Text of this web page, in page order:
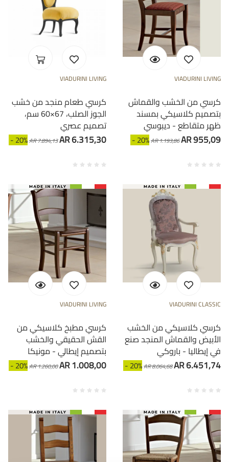
VIADURINI LIVING
كرسي طعام منجد من خشب
الجوز الصلب، 67×60 سم،
تصميم عصري
- 20%AR 7.894,13AR 6.315,30
VIADURINI LIVING
كرسي من الخشب والقماش
بتصميم كلاسيكي بمسند
ظهر متقاطع - ديبوسي
- 20%AR 1.193,86AR 955,09
VIADURINI LIVING
كرسي مطبخ كلاسيكي من
القش الحقيقي والخشب
بتصميم إيطالي - مونيكا
- 20%AR 1.260,00AR 1.008,00
VIADURINI CLASSIC
كرسي كلاسيكي من الخشب
الأبيض والقماش المنجد صنع
في إيطاليا - باروكي
- 20%AR 8.064,68AR 6.451,74